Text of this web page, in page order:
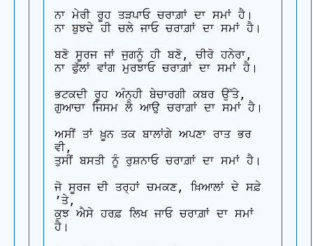
ਨਾ ਮੇਰੀ ਰੂਹ ਤੜਪਾਓ ਚਰਾਗ਼ਾਂ ਦਾ ਸਮਾਂ ਹੈ।
ਨਾ ਬੁਝਦੇ ਹੀ ਚਲੇ ਜਾਓ ਚਰਾਗ਼ਾਂ ਦਾ ਸਮਾਂ ਹੈ।
ਬਣੋ ਸੂਰਜ ਜਾਂ ਜੁਗਨੂੰ ਹੀ ਬਣੋ, ਚੀਰੋ ਹਨੇਰਾ,
ਨਾ ਫੁੱਲਾਂ ਵਾਂਗ ਮੁਰਝਾਓ ਚਰਾਗ਼ਾਂ ਦਾ ਸਮਾਂ ਹੈ।
ਭਟਕਦੀ ਰੂਹ ਅੰਨ੍ਹੀ ਬੇਚਾਰਗੀ ਕਬਰ ਉੱਤੇ,
ਗੁਆਚਾ ਜਿਸਮ ਲੈ ਆਉ ਚਰਾਗ਼ਾਂ ਦਾ ਸਮਾਂ ਹੈ।
ਅਸੀਂ ਤਾਂ ਖ਼ੂਨ ਤਕ ਬਾਲਾਂਗੇ ਅਪਣਾ ਰਾਤ ਭਰ
ਵੀ,
ਤੁਸੀਂ ਬਸਤੀ ਨੂੰ ਰੁਸ਼ਨਾਓ ਚਰਾਗ਼ਾਂ ਦਾ ਸਮਾਂ ਹੈ।
ਜੋ ਸੂਰਜ ਦੀ ਤਰ੍ਹਾਂ ਚਮਕਣ, ਖ਼ਿਆਲਾਂ ਦੇ ਸਫ਼ੇ
’ਤੇ,
ਕੁਝ ਐਸੇ ਹਰਫ਼ ਲਿਖ ਜਾਓ ਚਰਾਗ਼ਾਂ ਦਾ ਸਮਾਂ
ਹੈ।